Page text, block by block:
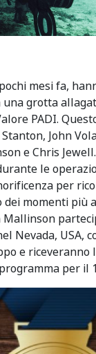
mesi fa,
grotta
PADI.
John
e Chris
le
per
momenti più
Mallinson
Nevada, USA,
e riceveranno
per il